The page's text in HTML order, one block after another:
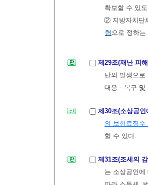
확보할 수 있
② 지방자치단
령 으로 정하
제29조(재난 피
난의 발생으
대응ㆍ복구 및
제30조(소상공
의 보험료징수
할 수 있다.
제31조(조세의
는 소상공인